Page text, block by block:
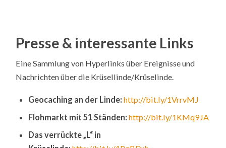
Presse & interessante Links
Eine Sammlung von Hyperlinks über Ereignisse und
Nachrichten über die Krüsellinde/Krüselinde.
Geocaching an der Linde: http://bit.ly/1VrrvMJ
Flohmarkt mit 51 Ständen: http://bit.ly/1KMq9JA
Das verrückte „L“ in